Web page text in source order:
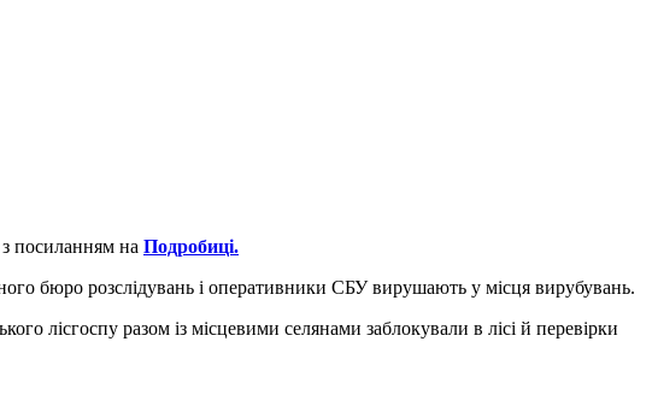
з посиланням на Подробиці.
бюро розслідувань і оперативники СБУ вирушають у місця вирубувань.
лісгоспу разом із місцевими селянами заблокували в лісі й перевірки